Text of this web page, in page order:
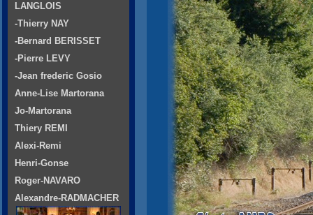
LANGLOIS
-Thierry NAY
-Bernard BERISSET
-Pierre LEVY
-Jean frederic Gosio
Anne-Lise Martorana
Jo-Martorana
Thiery REMI
Alexi-Remi
Henri-Gonse
Roger-NAVARO
Alexandre-RADMACHER